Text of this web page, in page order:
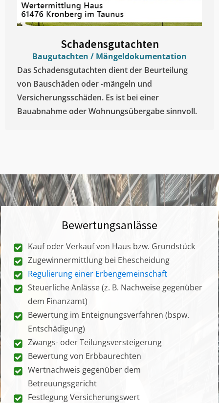
Schadensgutachten
Baugutachten / Mängeldokumentation
Das Schadensgutachten dient der Beurteilung
von Bauschäden oder -mängeln und
Versicherungsschäden. Es ist bei einer
Bauabnahme oder Wohnungsübergabe sinnvoll.
Bewertungsanlässe
Kauf oder Verkauf von Haus bzw. Grundstück
Zugewinnermittlung bei Ehescheidung
Regulierung einer Erbengemeinschaft
Steuerliche Anlässe (z. B. Nachweise gegenüber
dem Finanzamt)
Bewertung im Enteignungsverfahren (bspw.
Entschädigung)
Zwangs- oder Teilungsversteigerung
Bewertung von Erbbaurechten
Wertnachweis gegenüber dem
Betreuungsgericht
Festlegung Versicherungswert